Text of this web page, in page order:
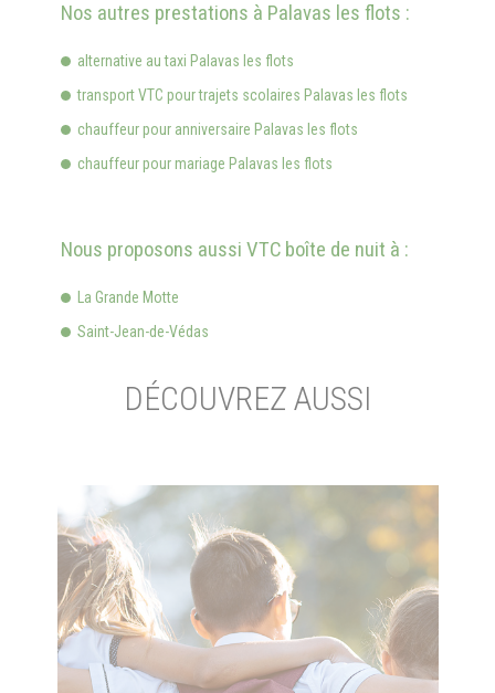
Nos autres prestations à Palavas les flots :
alternative au taxi Palavas les flots
transport VTC pour trajets scolaires Palavas les flots
chauffeur pour anniversaire Palavas les flots
chauffeur pour mariage Palavas les flots
Nous proposons aussi VTC boîte de nuit à :
La Grande Motte
Saint-Jean-de-Védas
DÉCOUVREZ AUSSI